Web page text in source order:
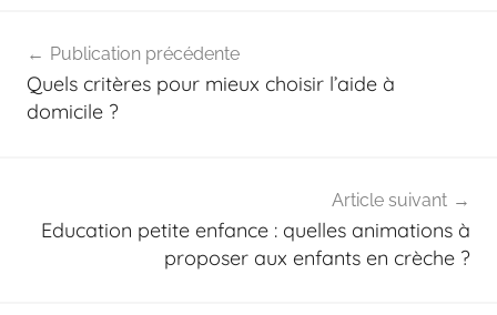
de
l’article
Publication précédente
Quels critères pour mieux choisir l’aide à
domicile ?
Article suivant
Education petite enfance : quelles animations à
proposer aux enfants en crèche ?